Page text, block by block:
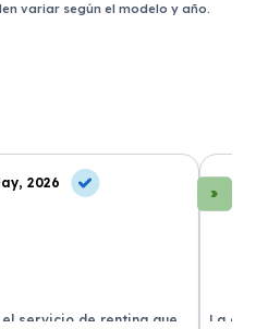
variar según el modelo y año.
2026
servicio de renting que
La